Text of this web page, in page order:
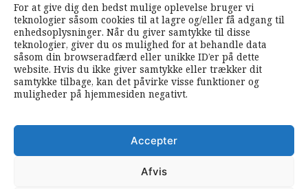
For at give dig den bedst mulige oplevelse bruger vi
teknologier såsom cookies til at lagre og/eller få adgang til
enhedsoplysninger. Når du giver samtykke til disse
teknologier, giver du os mulighed for at behandle data
såsom din browseradfærd eller unikke ID’er på dette
website. Hvis du ikke giver samtykke eller trækker dit
samtykke tilbage, kan det påvirke visse funktioner og
muligheder på hjemmesiden negativt.
Accepter
Afvis
SOUNDCLOUD RSS FEEDS
FØLG ARBEJDEREN